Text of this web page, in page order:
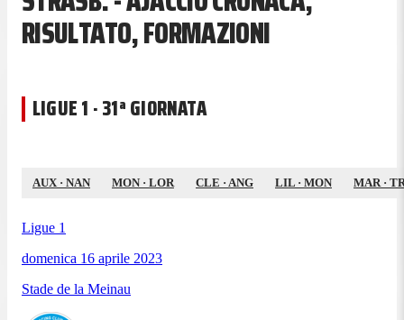
RISULTATO, FORMAZIONI
LIGUE 1 · 31ª GIORNATA
AUX · NAN MON · LOR CLE · ANG LIL · MON MAR·
Ligue 1
domenica 16 aprile 2023
Stade de la Meinau